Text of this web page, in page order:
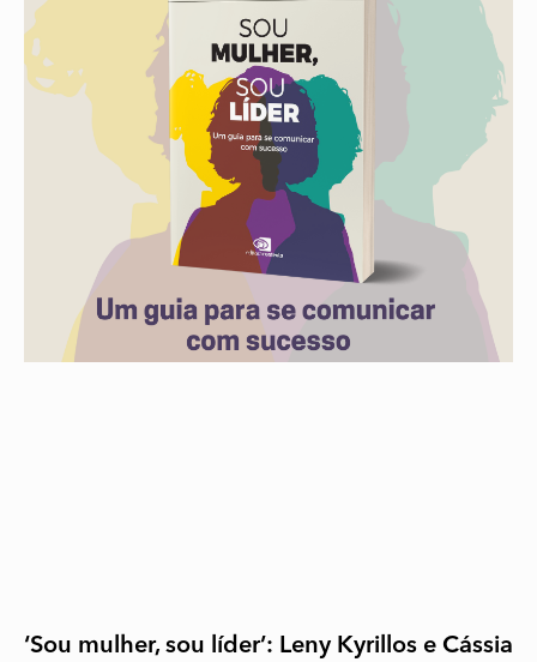
‘Sou mulher, sou líder’: Leny Kyrillos e Cássia